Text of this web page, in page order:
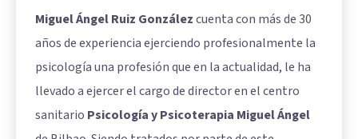
Miguel Ángel Ruiz Gonzálezcuenta con más de 30
años de experiencia ejerciendo profesionalmente la
psicología una profesión que en la actualidad, le ha
llevado a ejercer el cargo de director en el centro
sanitario Psicología y Psicoterapia Miguel Ángel